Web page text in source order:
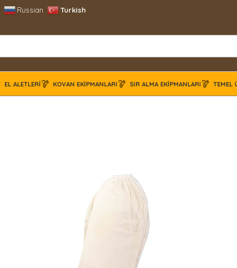
Russian Turkish
EL ALETLERI KOVAN EKIPMANLARI SIR ALMA EKIPMANLARI TEMEL